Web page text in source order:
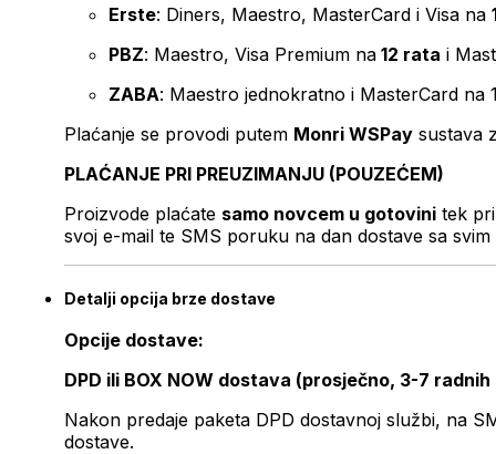
Erste: Diners, Maestro, MasterCard i Visa na
PBZ: Maestro, Visa Premium na 12 rata i
ZABA: Maestro jednokratno i MasterCard na
Plaćanje se provodi putem Monri WSPay sustava
PLAĆANJE PRI PREUZIMANJU (POUZEĆEM)
Proizvode plaćate samo novcem u gotovini tek
svoj e-mail te SMS poruku na dan dostave sa svim
Detalji opcija brze dostave
Opcije dostave:
DPD ili BOX NOW dostava (prosječno, 3-7 radnih
Nakon predaje paketa DPD dostavnoj službi, na
dostave.